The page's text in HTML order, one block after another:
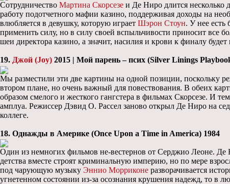
Сотрудничество Мартина Скорсезе и Де Ниро длится несколько
работу подотчетного мафии казино, поддерживая доходы на
влюбляется в девушку, которую играет Шэрон Стоун. У нее есть
применить силу, но в силу своей вспыльчивости приносит все
шеи директора казино, а значит, насилия и крови к финалу
19. Джой (Joy) 2015 | Мой парень – псих (Silver Linings
Мы разместили эти две картины на одной позиции, поскольку
втором плане, но очень важный для повествования. В обеих
образом смелого и жесткого гангстера в фильмах Скорсезе. И
амплуа. Режиссер Дэвид О. Рассел заново открыл Де Ниро на
коллеге.
18. Однажды в Америке (Once Upon a Time in America) 1984
Один из немногих фильмов не-вестернов от Серджио Леоне.
детства вместе строят криминальную империю, но по мере
под чарующую музыку Эннио Морриконе разворачивается
угнетенном состоянии из-за осознания крушения надежд, то в